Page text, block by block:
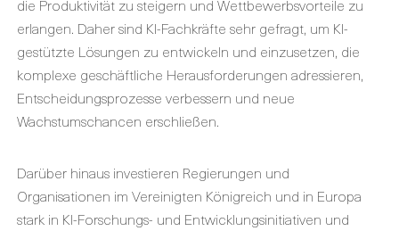
die Produktivität zu steigern und Wettbewerbsvorteile zu
erlangen. Daher sind KI-Fachkräfte sehr gefragt, um KI-
gestützte Lösungen zu entwickeln und einzusetzen, die
komplexe geschäftliche Herausforderungen adressieren,
Entscheidungsprozesse verbessern und neue
Wachstumschancen erschließen.
Darüber hinaus investieren Regierungen und
Organisationen im Vereinigten Königreich und in Europa
stark in KI-Forschungs- und Entwicklungsinitiativen und